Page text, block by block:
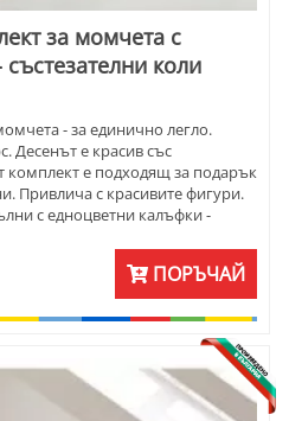
за момчета с
коли
- за единично легло.
Десенът е красив със
комплект е подходящ за подарък
Привлича с красивите фигури.
с едноцветни калъфки -
ПОРЪЧАЙ